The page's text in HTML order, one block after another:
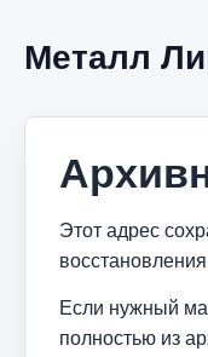
Металл
Этот адрес
Если нужный
полностью из